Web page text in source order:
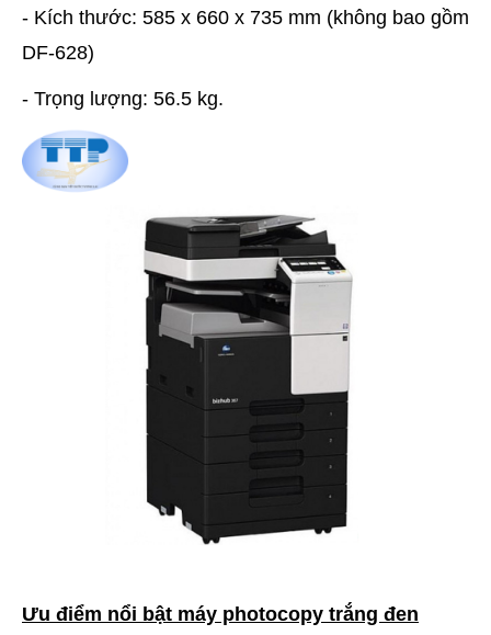
- Kích thước: 585 x 660 x 735 mm (không bao gồm
DF-628)
- Trọng lượng: 56.5 kg.
Ưu điểm nổi bật máy photocopy trắng đen